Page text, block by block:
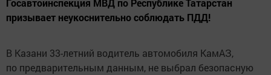
Госавтоинспекция МВД по Республике Татарстан
призывает неукоснительно соблюдать ПДД!
В Казани 33-летний водитель автомобиля КамАЗ,
по предварительным данным, не выбрал безопасную